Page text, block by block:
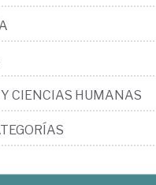
CIENCIAS HUMANAS